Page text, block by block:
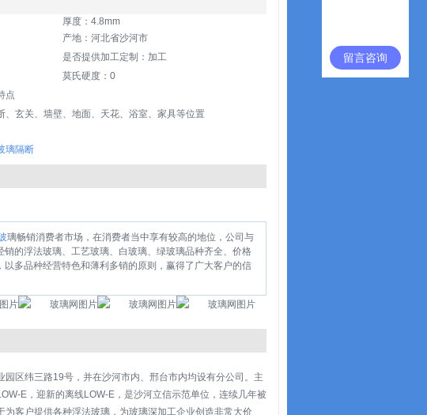
留言咨询
厚度：4.8mm
产地：河北省沙河市
是否提供加工定制：加工
莫氏硬度：0
点
玄关、墙壁、地面、天花、浴室、家具等位置
璃隔断
璃畅销消费者市场，在消费者当中享有较高的地位，公司与
的浮法玻璃、工艺玻璃、白玻璃、绿玻璃品种齐全、价格
多品种经营特色和薄利多销的原则，赢得了广大客户的信
区纬三路19号，并在沙河市内、邢台市内均设有分公司。主
E，迎新的离线LOW-E，是沙河立信示范单位，连续几年被
客户提供各种浮法玻璃，为玻璃深加工企业创造非常大价